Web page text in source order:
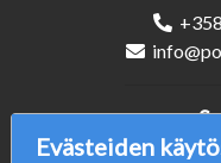
Evästeiden